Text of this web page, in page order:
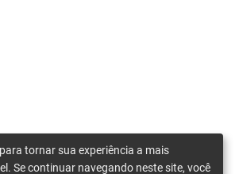
tornar sua experiência a mais
Se continuar navegando neste site, você